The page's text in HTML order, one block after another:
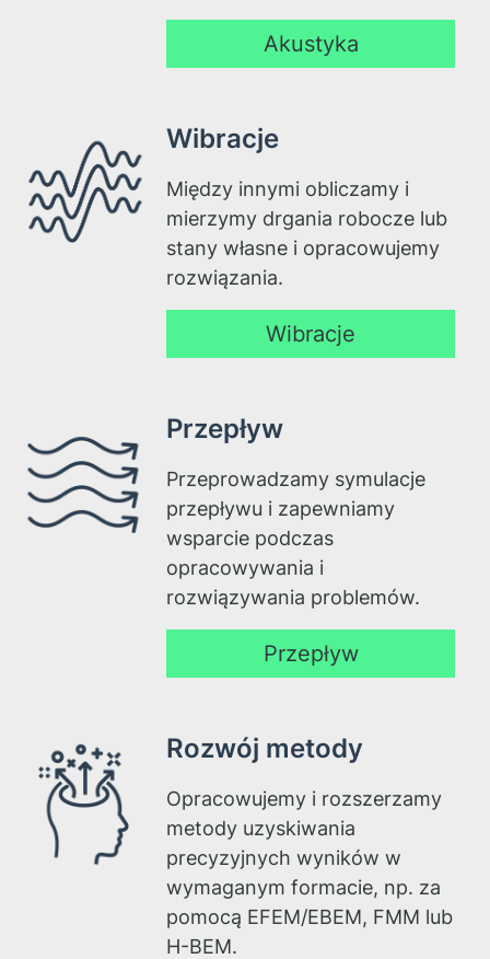
Akustyka
Wibracje
Między innymi obliczamy i
mierzymy drgania robocze lub
stany własne i opracowujemy
rozwiązania.
Wibracje
Przepływ
Przeprowadzamy symulacje
przepływu i zapewniamy
wsparcie podczas
opracowywania i
rozwiązywania problemów.
Przepływ
Rozwój metody
Opracowujemy i rozszerzamy
metody uzyskiwania
precyzyjnych wyników w
wymaganym formacie, np. za
pomocą EFEM/EBEM, FMM lub
H-BEM.